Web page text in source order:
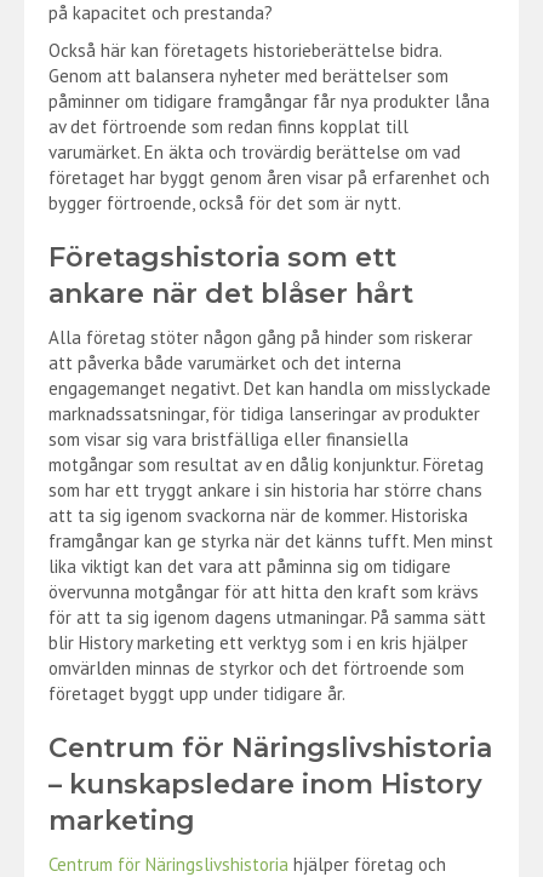
på kapacitet och prestanda?
Också här kan företagets historieberättelse bidra.
Genom att balansera nyheter med berättelser som
påminner om tidigare framgångar får nya produkter låna
av det förtroende som redan finns kopplat till
varumärket. En äkta och trovärdig berättelse om vad
företaget har byggt genom åren visar på erfarenhet och
bygger förtroende, också för det som är nytt.
Företagshistoria som ett
ankare när det blåser hårt
Alla företag stöter någon gång på hinder som riskerar
att påverka både varumärket och det interna
engagemanget negativt. Det kan handla om misslyckade
marknadssatsningar, för tidiga lanseringar av produkter
som visar sig vara bristfälliga eller finansiella
motgångar som resultat av en dålig konjunktur. Företag
som har ett tryggt ankare i sin historia har större chans
att ta sig igenom svackorna när de kommer. Historiska
framgångar kan ge styrka när det känns tufft. Men minst
lika viktigt kan det vara att påminna sig om tidigare
övervunna motgångar för att hitta den kraft som krävs
för att ta sig igenom dagens utmaningar. På samma sätt
blir History marketing ett verktyg som i en kris hjälper
omvärlden minnas de styrkor och det förtroende som
företaget byggt upp under tidigare år.
Centrum för Näringslivshistoria
– kunskapsledare inom History
marketing
Centrum för Näringslivshistoria hjälper företag och